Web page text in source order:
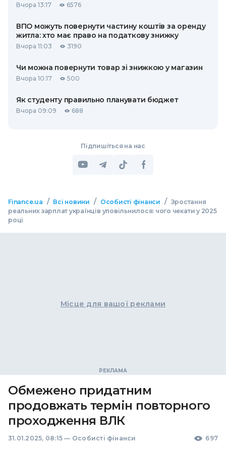
Вчора 13:17 6576
ВПО можуть повернути частину коштів за оренду
житла: хто має право на податкову знижку
Вчора 11:03 3190
Чи можна повернути товар зі знижкою у магазин
Вчора 10:17 500
Як студенту правильно планувати бюджет
Вчора 09:09 688
Підпишіться на нас
Finance.ua / Всі новини / Особисті фінанси / Зростання
реальних зарплат українців уповільнилося: чого чекати у 2025
році
Місце для вашої реклами
Обмежено придатним
продовжать термін повторного
проходження ВЛК
31.01.2025, 08:15 — Особисті фінанси 697